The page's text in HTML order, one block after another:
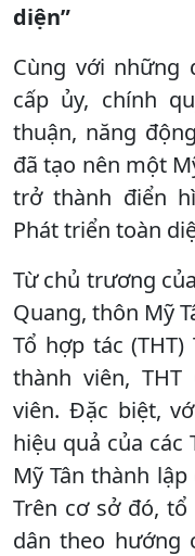
diện”
Cùng với những
cấp ủy, chính
thuận, năng
đã tạo nên một
trở thành điển
Phát triển toàn
Từ chủ trương
Quang, thôn Mỹ
Tổ hợp tác
thành viên, THT
viên. Đặc biệt,
hiệu quả của các
Mỹ Tân thành
Trên cơ sở đó,
dân theo hướng